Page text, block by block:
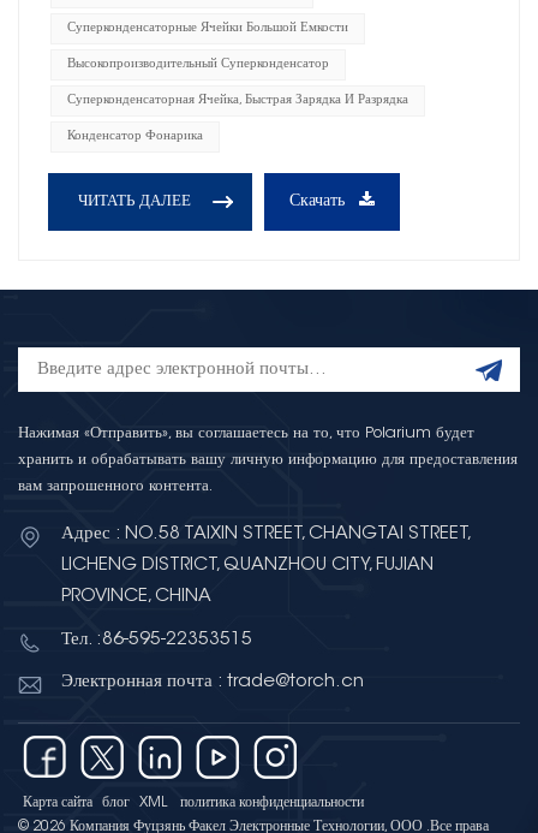
Суперконденсаторные Ячейки Большой Емкости
Высокопроизводительный Суперконденсатор
Суперконденсаторная Ячейка, Быстрая Зарядка И Разрядка
Конденсатор Фонарика
ЧИТАТЬ ДАЛЕЕ Скачать
Нажимая «Отправить», вы соглашаетесь на то, что Polarium будет
хранить и обрабатывать вашу личную информацию для предоставления
вам запрошенного контента.
Адрес : NO.58 TAIXIN STREET, CHANGTAI STREET,
LICHENG DISTRICT, QUANZHOU CITY, FUJIAN
PROVINCE, CHINA
Тел. :86-595-22353515
Электронная почта : trade@torch.cn
Карта сайта блог XML
политика конфиденциальности
© 2026 Компания Фуцзянь Факел Электронные Технологии, ООО .Все права